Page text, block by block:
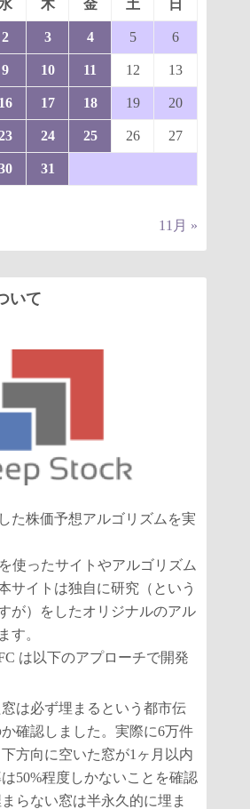
水 木 金 土 日
2 3 4 5 6
9 10 11 12 13
16 17 18 19 20
24 25 26 27
31
11月 »
いて
た株価予想アルゴリズムを実
使ったサイトやアルゴリズム
サイトは独自に研究（という
が）をしたオリジナルのアル
す。
は以下のアプローチで開発
は必ず埋まるという都市伝
確認しました。実際に6万件
方向に空いた窓が1ヶ月以内
50%程度しかないことを確認
らない窓は半永久的に埋ま